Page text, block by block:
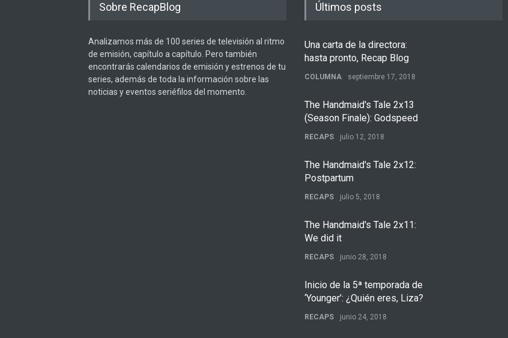
Sobre RecapBlog
Analizamos más de 100 series de televisión al ritmo
de emisión, capítulo a capítulo. Pero también
encontrarás calendarios de emisión y estrenos de tu
series, además de toda la información sobre las
noticias y eventos seriéfilos del momento.
Últimos posts
Una carta de la directora:
hasta pronto, Recap Blog
COLUMNA septiembre 17, 2018
The Handmaid's Tale 2x13
(Season Finale): Godspeed
RECAPS julio 12, 2018
The Handmaid's Tale 2x12:
Postpartum
RECAPS julio 5, 2018
The Handmaid's Tale 2x11:
We did it
RECAPS junio 28, 2018
Inicio de la 5ª temporada de
‘Younger’: ¿Quién eres, Liza?
RECAPS junio 24, 2018